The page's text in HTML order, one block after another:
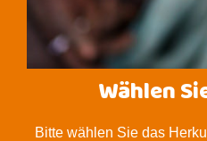
Wählen
Bitte wählen Sie das